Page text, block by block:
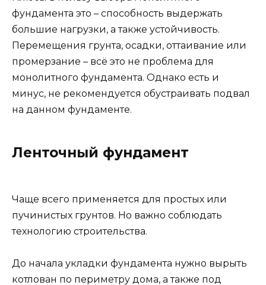
фундамента это – способность выдержать
большие нагрузки, а также устойчивость.
Перемещения грунта, осадки, оттаивание или
промерзание – всё это не проблема для
монолитного фундамента. Однако есть и
минус, не рекомендуется обустраивать подвал
на данном фундаменте.
Ленточный фундамент
Чаще всего применяется для простых или
пучинистых грунтов. Но важно соблюдать
технологию строительства.
До начала укладки фундамента нужно вырыть
котлован по периметру дома, а также под